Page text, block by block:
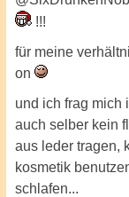
!!!
für meine
on
und ich frag mich
auch selber kein
aus leder tragen,
kosmetik
schlafen...